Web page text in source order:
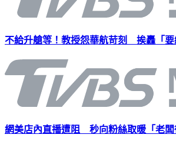
不給升艙等！教授怨華航苛刻 挨轟「要
網美店內直播遭阻 秒向粉絲取暖「老闆